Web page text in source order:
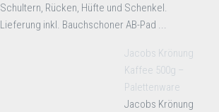
Schultern, Rücken, Hüfte und Schenkel.
Lieferung inkl. Bauchschoner AB-Pad ...
Jacobs Krönung
Kaffee 500g –
Palettenware
Jacobs Krönung